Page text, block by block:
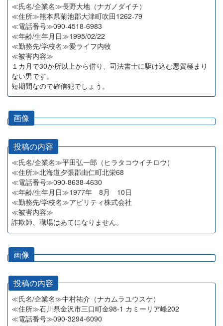
≪氏名/企業名≫長野大地（ナガノダイチ）
≪住所≫熊本県菊池郡大津町吹田1262-79
≪電話番号≫090-4518-6983
≪年齢/生年月日≫1995/02/22
≪勤務先/学校名≫愛ライフ内牧
≪被害内容≫
１カ月で30か所以上から借り、司法書士に駆け込む悪質極まり
ない男です。
短期間なので確信犯でしょう。
画像
投稿の内容
≪氏名/企業名≫平田弘一郎（ヒラタコウイチロウ）
≪住所≫北海道夕張郡由仁町北栄68
≪電話番号≫090-8638-4630
≪年齢/生年月日≫1977年 8月 10日
≪勤務先/学校名≫アビリティ株式会社
≪被害内容≫
詐欺師、職場はあてになりません。
画像
投稿の内容
≪氏名/企業名≫中村祐介（ナカムラユウスケ）
≪住所≫石川県金沢市三口町金98-1 カミーリア峰202
≪電話番号≫090-3294-6090